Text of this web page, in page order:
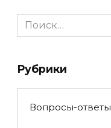
Search
for:
Рубрики
Вопросы-ответы